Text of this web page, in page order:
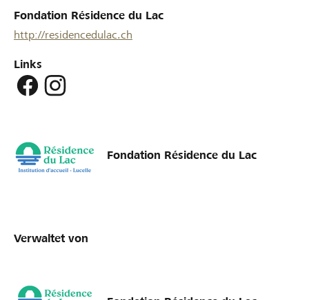
Fondation Résidence du Lac
http://residencedulac.ch
Links
Fondation Résidence du Lac
Verwaltet von